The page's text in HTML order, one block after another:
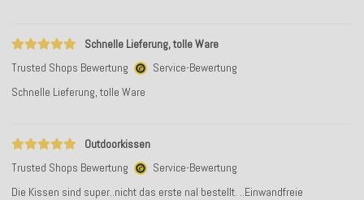
Schnelle Lieferung, tolle Ware
Trusted Shops Bewertung
Service-Bewertung
Schnelle Lieferung, tolle Ware
Outdoorkissen
Trusted Shops Bewertung
Service-Bewertung
Die Kissen sind super..nicht das erste nal bestellt. ..Einwandfreie